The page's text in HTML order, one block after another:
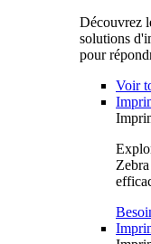
Découvrez
solutions
pour
Voir